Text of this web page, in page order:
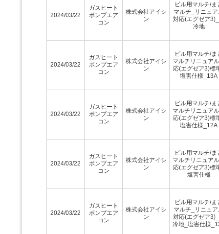
2024/03/22
ガスヒート
ポンプエア
コン
株式会社アイシ
ン
ビル用マルチ/ま
マルチ_リニュ
対応(エグゼア
冷地
2024/03/22
ガスヒート
ポンプエア
コン
株式会社アイシ
ン
ビル用マルチ/ま
マルチリニュア
応(エグゼア3)標
塩害仕様_13A
2024/03/22
ガスヒート
ポンプエア
コン
株式会社アイシ
ン
ビル用マルチ/ま
マルチリニュア
応(エグゼア3)標
塩害仕様_12A
2024/03/22
ガスヒート
ポンプエア
コン
株式会社アイシ
ン
ビル用マルチ/ま
マルチリニュア
応(エグゼア3)標
塩害仕様
2024/03/22
ガスヒート
ポンプエア
コン
株式会社アイシ
ン
ビル用マルチ/ま
マルチ_リニュ
対応(エグゼア
冷地_塩害仕様